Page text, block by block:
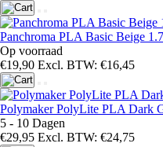
Panchroma PLA Basic Beige
Op voorraad
€19,90 Excl. BTW: €16,45
Polymaker PolyLite PLA Dark
5 - 10 Dagen
€29,95 Excl. BTW: €24,75